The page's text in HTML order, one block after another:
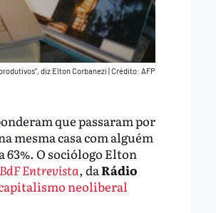
diz Elton Corbanezi |Crédito: AFP
que passaram por
mesma casa com alguém
63%. O sociólogo Elton
BdF Entrevista, daRádio
neoliberal